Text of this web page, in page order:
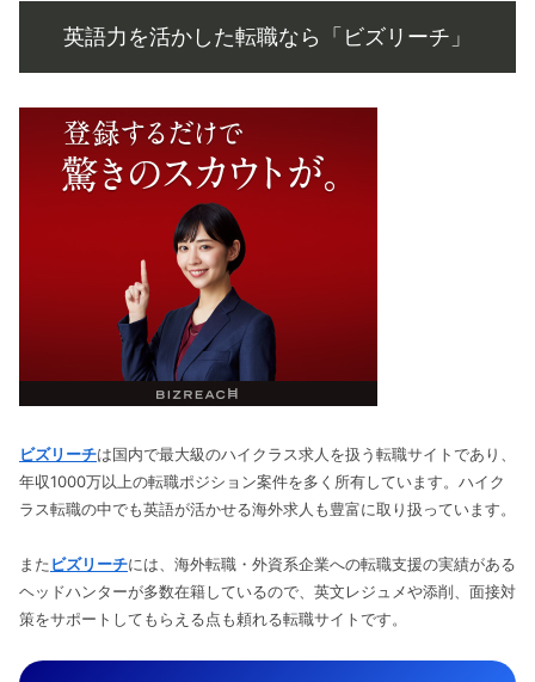
英語力を活かした転職なら「ビズリーチ」
ビズリーチは国内で最大級のハイクラス求人を扱う転職サイトであり、
年収1000万以上の転職ポジション案件を多く所有しています。ハイク
ラス転職の中でも英語が活かせる海外求人も豊富に取り扱っています。
またビズリーチには、海外転職・外資系企業への転職支援の実績がある
ヘッドハンターが多数在籍しているので、英文レジュメや添削、面接対
策をサポートしてもらえる点も頼れる転職サイトです。